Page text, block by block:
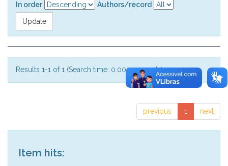
In order
Authors/record
Results 1-1 of 1 (Search time: 0.002 seconds).
previous 1 next
Item hits: